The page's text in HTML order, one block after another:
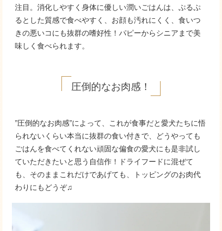
注目。消化しやすく身体に優しい潤いごはんは、ぷるぷ
るとした質感で食べやすく、お顔も汚れにくく、食いつ
きの悪いコにも抜群の嗜好性！パピーからシニアまで美
味しく食べられます。
圧倒的なお肉感！
”圧倒的なお肉感”によって、これが食事だと愛犬たちに悟
られないくらい本当に抜群の食い付きで、どうやっても
ごはんを食べてくれない頑固な偏食の愛犬にも是非試し
ていただきたいと思う自信作！ドライフードに混ぜて
も、そのままこれだけであげても、トッピングのお肉代
わりにもどうぞ♫